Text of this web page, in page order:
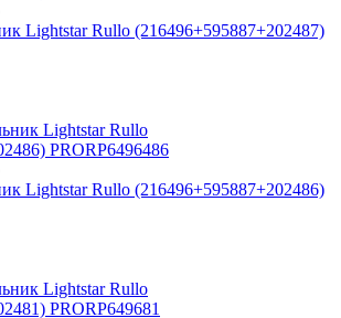
Lightstar Rullo (216496+595887+202487)
Lightstar Rullo (216496+595887+202486)